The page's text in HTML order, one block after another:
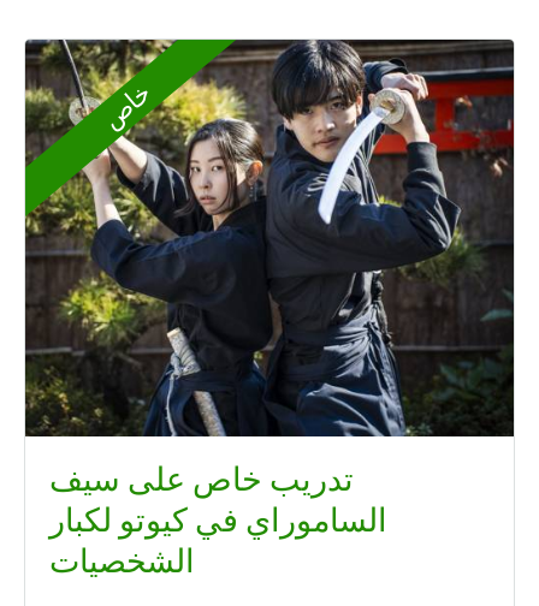
خاص
تدريب خاص على سيف
الساموراي في كيوتو لكبار
الشخصيات